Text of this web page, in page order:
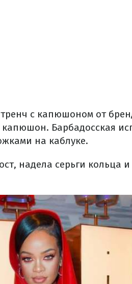
с капюшоном от
Барбадосская
на каблуке.
надела серьги кольца